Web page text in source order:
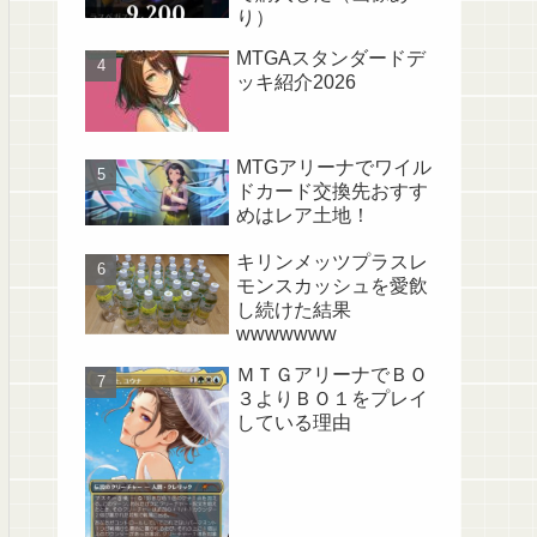
り）
MTGAスタンダードデ
ッキ紹介2026
MTGアリーナでワイル
ドカード交換先おすす
めはレア土地！
キリンメッツプラスレ
モンスカッシュを愛飲
し続けた結果
wwwwwww
ＭＴＧアリーナでＢＯ
３よりＢＯ１をプレイ
している理由